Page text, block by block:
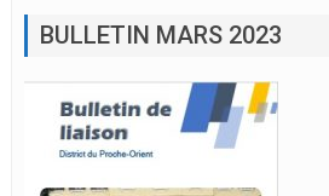
BULLETIN MARS 2023